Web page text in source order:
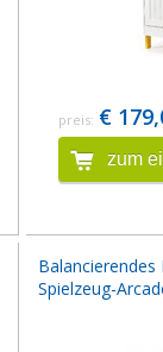
preis: €
zum
Spielzeug-